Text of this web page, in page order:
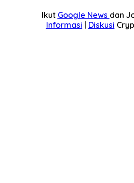
Ikut Google News dan
Informasi
Diskusi